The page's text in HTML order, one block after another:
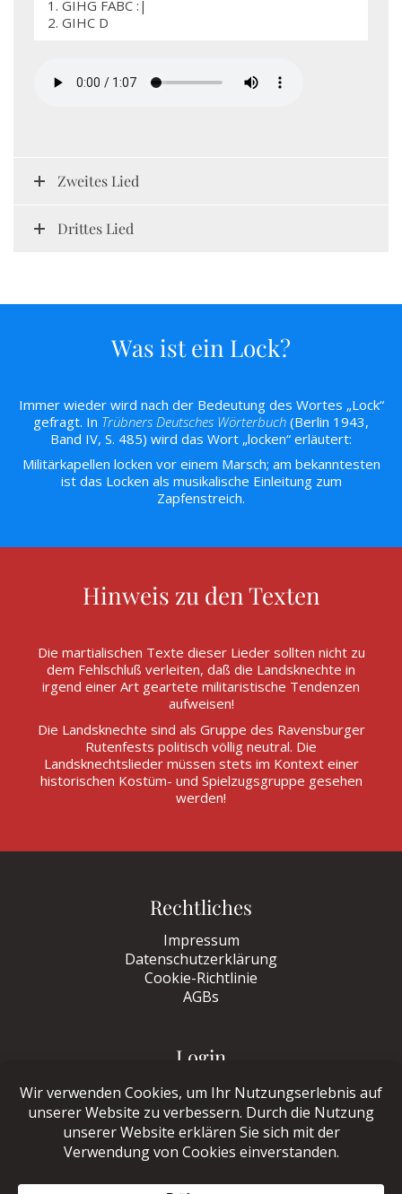
1. GIHG FABC :|
2. GIHC D
Zweites Lied
Drittes Lied
Was ist ein Lock?
Immer wieder wird nach der Bedeutung des Wortes „Lock“
gefragt. In Trübners Deutsches Wörterbuch (Berlin 1943,
Band IV, S. 485) wird das Wort „locken“ erläutert:
Militärkapellen locken vor einem Marsch; am bekanntesten
ist das Locken als musikalische Einleitung zum
Zapfenstreich.
Hinweis zu den Texten
Die martialischen Texte dieser Lieder sollten nicht zu
dem Fehlschluß verleiten, daß die Landsknechte in
irgend einer Art geartete militaristische Tendenzen
aufweisen!
Die Landsknechte sind als Gruppe des Ravensburger
Rutenfests politisch völlig neutral. Die
Landsknechtslieder müssen stets im Kontext einer
historischen Kostüm- und Spielzugsgruppe gesehen
werden!
Rechtliches
Impressum
Datenschutzerklärung
Cookie-Richtlinie
AGBs
Login
Zum Login